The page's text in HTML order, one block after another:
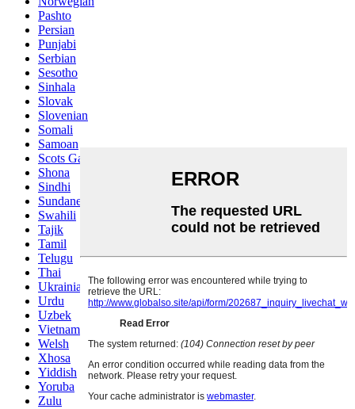
Pashto
Persian
Punjabi
Serbian
Sesotho
Sinhala
Slovak
Slovenian
Somali
Samoan
Scots Gaelic
Shona
Sindhi
Sundanese
Swahili
Tajik
Tamil
Telugu
Thai
Ukrainian
Urdu
Uzbek
Vietnamese
Welsh
Xhosa
Yiddish
Yoruba
Zulu